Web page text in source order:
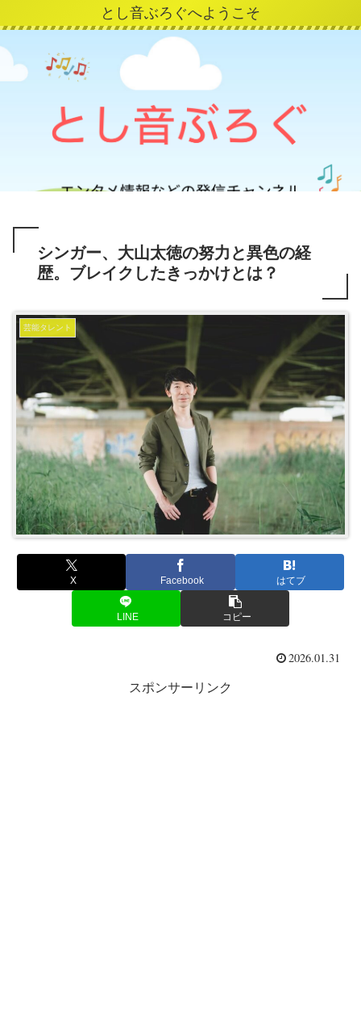
とし音ぶろぐへようこそ
シンガー、大山太徳の努力と異色の経
歴。ブレイクしたきっかけとは？
芸能タレント
X Facebook はてブ
LINE コピー
2026.01.31
スポンサーリンク